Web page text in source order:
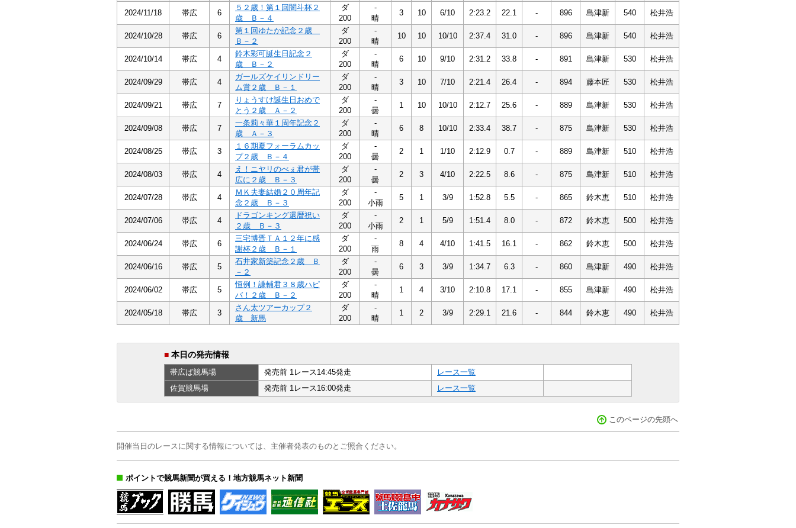
2024/11/18 帯広 6
５２歳！第１回闇斗杯２
歳 Ｂ－４
ダ
200
-
晴
3 10 6/10 2:23.2 22.1 - 896 島津新 540 松井浩
2024/10/28 帯広 6
第１回ゆたか記念２歳
Ｂ－２
ダ
200
-
晴
10 10 10/10 2:37.4 31.0 - 896 島津新 540 松井浩
2024/10/14 帯広 4
鈴木彩可誕生日記念２
歳 Ｂ－２
ダ
200
-
晴
6 10 9/10 2:31.2 33.8 - 891 島津新 530 松井浩
2024/09/29 帯広 4
ガールズケイリンドリー
ム賞２歳 Ｂ－１
ダ
200
-
晴
3 10 7/10 2:21.4 26.4 - 894 藤本匠 530 松井浩
2024/09/21 帯広 7
りょうすけ誕生日おめで
とう２歳 Ａ－２
ダ
200
-
曇
1 10 10/10 2:12.7 25.6 - 889 島津新 530 松井浩
2024/09/08 帯広 7
一条莉々華１周年記念２
歳 Ａ－３
ダ
200
-
晴
6 8 10/10 2:33.4 38.7 - 875 島津新 530 松井浩
2024/08/25 帯広 3
１６期夏フォーラムカッ
プ２歳 Ｂ－４
ダ
200
-
曇
2 1 1/10 2:12.9 0.7 - 889 島津新 510 松井浩
2024/08/03 帯広 4
え！ニヤリのべぇ君が帯
広に２歳 Ｂ－３
ダ
200
-
曇
2 3 4/10 2:22.5 8.6 - 875 島津新 510 松井浩
2024/07/28 帯広 4
ＭＫ夫妻結婚２０周年記
念２歳 Ｂ－３
ダ
200
-
小雨
5 1 3/9 1:52.8 5.5 - 865 鈴木恵 510 松井浩
2024/07/06 帯広 4
ドラゴンキング還暦祝い
２歳 Ｂ－３
ダ
200
-
小雨
2 1 5/9 1:51.4 8.0 - 872 鈴木恵 500 松井浩
2024/06/24 帯広 6
三宅博晋ＴＡ１２年に感
謝杯２歳 Ｂ－１
ダ
200
-
雨
8 4 4/10 1:41.5 16.1 - 862 鈴木恵 500 松井浩
2024/06/16 帯広 5
石井家新築記念２歳 Ｂ
－２
ダ
200
-
曇
6 3 3/9 1:34.7 6.3 - 860 島津新 490 松井浩
2024/06/02 帯広 5
恒例！謙輔君３８歳ハピ
バ！２歳 Ｂ－２
ダ
200
-
晴
1 4 3/10 2:10.8 17.1 - 855 島津新 490 松井浩
2024/05/18 帯広 3
さん太ツアーカップ２
歳 新馬
ダ
200
-
晴
1 2 3/9 2:29.1 21.6 - 844 鈴木恵 490 松井浩
■ 本日の発売情報
帯広ば競馬場 発売前 1レース14:45発走
レース一覧
佐賀競馬場 発売前 1レース16:00発走 レース一覧
このページの先頭へ
開催当日のレースに関する情報については、主催者発表のものとご照合ください。
ポイントで競馬新聞が買える！地方競馬ネット新聞